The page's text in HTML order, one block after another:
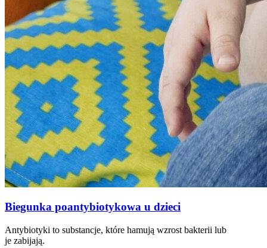
Biegunka poantybiotykowa u dzieci
Antybiotyki to substancje, które hamują wzrost bakterii lub
je zabijają.